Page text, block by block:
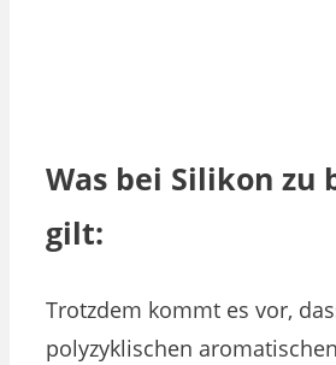
Was bei Silikon zu
gilt:
Trotzdem kommt es vor,
polyzyklischen aromatischen